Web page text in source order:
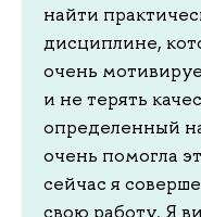
найти
дисциплине,
очень
и не терять
определенный
очень помогла
сейчас я
свою работу. Я